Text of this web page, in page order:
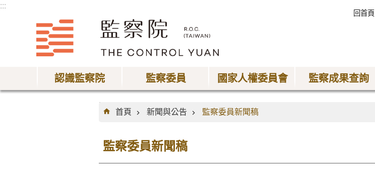
:::
回首頁
認識監察院 監察委員 國家人權委員會 監察成果查詢
:::
首頁
新聞與公告 監察委員新聞稿
監察委員新聞稿